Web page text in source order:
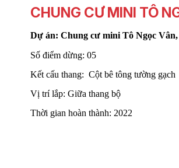
CHUNG CƯ MINI TÔ
Dự án: Chung cư mini Tô Ngọc Vân,
Số điểm dừng: 05
Kết cấu thang: Cột bê tông tường gạch
Vị trí lắp: Giữa thang bộ
Thời gian hoàn thành: 2022